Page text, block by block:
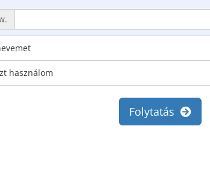
használom
Folytatás